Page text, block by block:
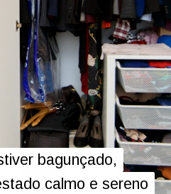
bagunçado,
calmo e sereno
bagunçado,
calmo e sereno